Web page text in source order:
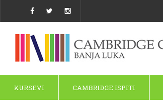
KURSEVI CAMBRIDGE ISPITI